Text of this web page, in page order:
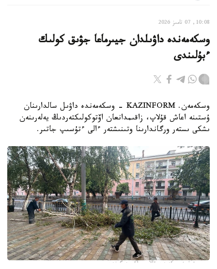
10:08, 07 تامىز 2026
وسكەمەندە داۋىلدان جيىرماعا جۋىق كولىك
ءبۇلىندى
وسكەمەن. KAZINFORM - وسكەمەندە داۋىل سالدارىنان
ۇستىنە اعاش قۇلاپ، زاقىمدانعان اۆتوكولىكتەردىڭ يەلەرىنەن
ىشكى ىستەر ورگاندارىنا وتىنىشتەر ءالى ءتۇسىپ جاتىر.
فوتو: وسكەمەن قالاسى اكىمدىگىنەن